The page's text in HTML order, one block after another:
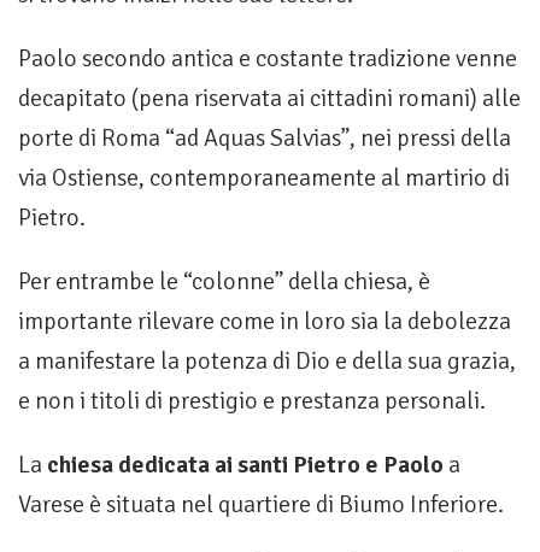
Paolo secondo antica e costante tradizione venne
decapitato (pena riservata ai cittadini romani) alle
porte di Roma “ad Aquas Salvias”, nei pressi della
via Ostiense, contemporaneamente al martirio di
Pietro.
Per entrambe le “colonne” della chiesa, è
importante rilevare come in loro sia la debolezza
a manifestare la potenza di Dio e della sua grazia,
e non i titoli di prestigio e prestanza personali.
La chiesa dedicata ai santi Pietro e Paolo a
Varese è situata nel quartiere di Biumo Inferiore.